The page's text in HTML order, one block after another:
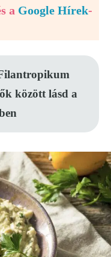
a Google Hírek-
között lásd a